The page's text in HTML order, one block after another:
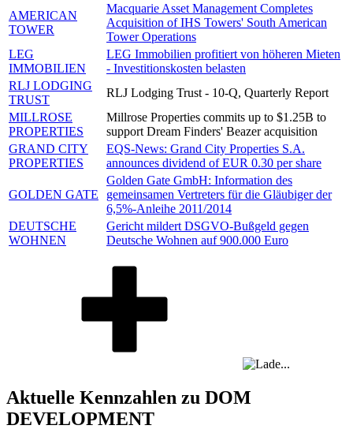
AMERICAN
TOWER
Macquarie Asset Management Completes
Acquisition of IHS Towers' South American
Tower Operations
LEG
IMMOBILIEN
LEG Immobilien profitiert von höheren Mieten
- Investitionskosten belasten
RLJ LODGING
TRUST
RLJ Lodging Trust - 10-Q, Quarterly Report
MILLROSE
PROPERTIES
Millrose Properties commits up to $1.25B to
support Dream Finders' Beazer acquisition
GRAND CITY
PROPERTIES
EQS-News: Grand City Properties S.A.
announces dividend of EUR 0.30 per share
GOLDEN GATE
Golden Gate GmbH: Information des
gemeinsamen Vertreters für die Gläubiger der
6,5%-Anleihe 2011/2014
DEUTSCHE
WOHNEN
Gericht mildert DSGVO-Bußgeld gegen
Deutsche Wohnen auf 900.000 Euro
Aktuelle Kennzahlen zu DOM
DEVELOPMENT